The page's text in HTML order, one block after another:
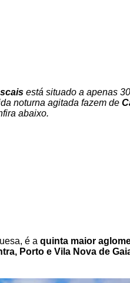
está situado a apenas
noturna agitada fazem de
abaixo.
é a quinta maior
Porto e Vila Nova de